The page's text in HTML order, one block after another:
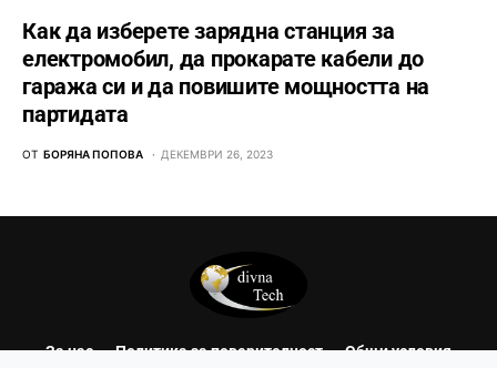
Как да изберете зарядна станция за
електромобил, да прокарате кабели до
гаража си и да повишите мощността на
партидата
ОТ БОРЯНА ПОПОВА ДЕКЕМВРИ 26, 2023
За нас Политика за поверителност Общи условия